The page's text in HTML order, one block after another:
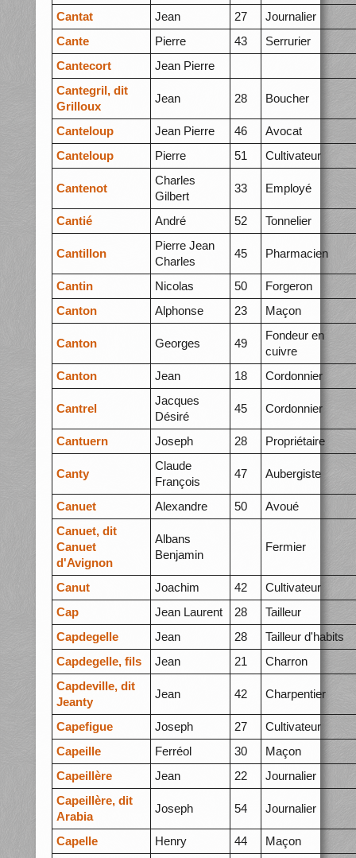
Cantat
Jean 27
Journalier
Cante
Pierre 43
Serrurier
Cantecort
Jean Pierre
Cantegril, dit
Grilloux
Jean 28 Boucher
Canteloup Jean Pierre 46
Avocat
Canteloup
Pierre 51 Cultivateur
Cantenot
Charles
Gilbert
33 Employé
Cantié André 52 Tonnelier
Cantillon
Pierre Jean
Charles
45 Pharmacien
Cantin Nicolas 50
Forgeron
Canton
Alphonse 23 Maçon
Canton Georges 49
Fondeur en
cuivre
Canton
Jean 18 Cordonnier
Cantrel
Jacques
Désiré
45 Cordonnier
Cantuern Joseph 28 Propriétaire
Canty
Claude
François
47 Aubergiste
Canuet Alexandre 50
Avoué
Canuet, dit
Canuet
d'Avignon
Albans
Benjamin
Fermier
Canut Joachim 42
Cultivateur
Cap
Jean Laurent 28
Tailleur
Capdegelle
Jean 28
Tailleur d'habits
Capdegelle, fils
Jean 21
Charron
Capdeville, dit
Jeanty
Jean 42 Charpentier
Capefigue Joseph 27
Cultivateur
Capeille
Ferréol 30
Maçon
Capeillère
Jean 22
Journalier
Capeillère, dit
Arabia
Joseph 54 Journalier
Capelle Henry 44
Maçon